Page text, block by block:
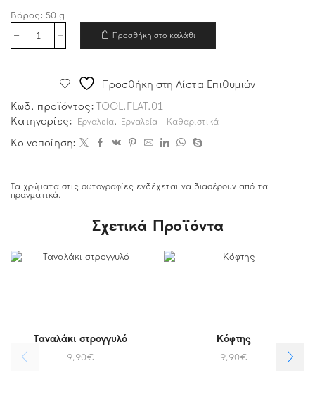
Βάρος: 50 g
Προσθήκη στο καλάθι
Προσθήκη στη Λίστα Επιθυμιών
Κωδ. προϊόντος: TOOL.FLAT.01
Κατηγορίες:
Εργαλεία, Εργαλεία - Καθαριστικά
Κοινοποίηση:
Τα χρώματα στις φωτογραφίες ενδέχεται να διαφέρουν από τα
πραγματικά.
Σχετικά Προϊόντα
Ταναλάκι στρογγυλό
9,90€
Κόφτης
9,90€